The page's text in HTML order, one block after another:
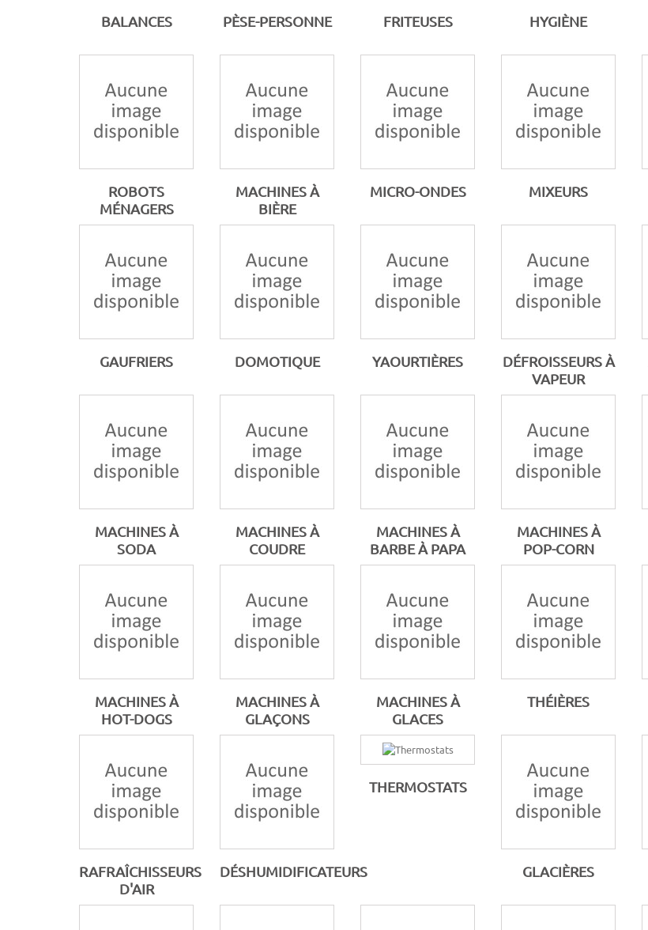
BALANCES PÈSE-PERSONNE FRITEUSES HYGIÈNE
ROBOTS
MÉNAGERS
MACHINES À
BIÈRE
MICRO-ONDES MIXEURS
GAUFRIERS DOMOTIQUE YAOURTIÈRES
DÉFROISSEURS À
VAPEUR
MACHINES À
SODA
MACHINES À
COUDRE
MACHINES À
BARBE À PAPA
MACHINES À
POP-CORN
MACHINES À
HOT-DOGS
MACHINES À
GLAÇONS
MACHINES À
GLACES
THÉIÈRES
RAFRAÎCHISSEURS
D'AIR
DÉSHUMIDIFICATEURS
THERMOSTATS
GLACIÈRES